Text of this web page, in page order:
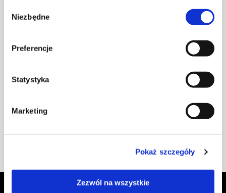
Partnerzy mogą połączyć te informacje z innymi danymi
zgody
Niezbędne
Preferencje
Statystyka
Marketing
Pokaż szczegóły
Zezwól na wszystkie
pod mObywatel. Sprawdź, jak
Dowiedz się więcej